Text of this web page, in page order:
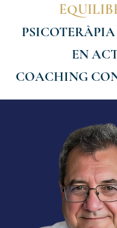
EN
COACHING